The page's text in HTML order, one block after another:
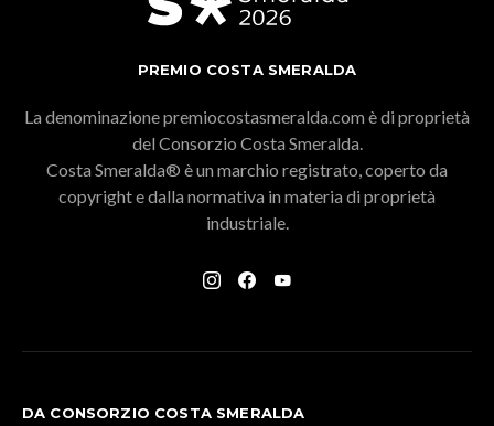
PREMIO COSTA SMERALDA
La denominazione premiocostasmeralda.com è di proprietà
del Consorzio Costa Smeralda.
Costa Smeralda® è un marchio registrato, coperto da
copyright e dalla normativa in materia di proprietà
industriale.
DA CONSORZIO COSTA SMERALDA